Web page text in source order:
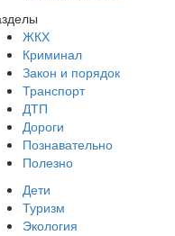
ЖКХ
Криминал
Закон и порядок
Транспорт
ДТП
Дороги
Познавательно
Полезно
Дети
Туризм
Экология